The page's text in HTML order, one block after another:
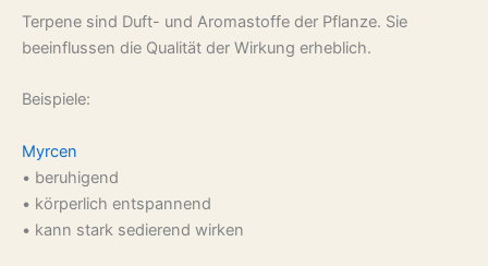
Terpene sind Duft- und Aromastoffe der Pflanze. Sie
beeinflussen die Qualität der Wirkung erheblich.
Beispiele:
Myrcen
• beruhigend
• körperlich entspannend
• kann stark sedierend wirken